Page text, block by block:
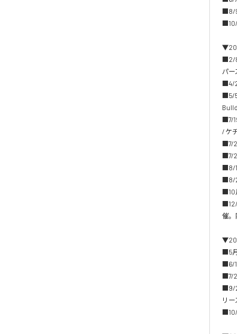
■8/
■2/
パー
■4/
■5/
■7/
/ ケ
■7/
■7/
■8/
■8/
催。
■5
■6/
■7/
■9/
リー